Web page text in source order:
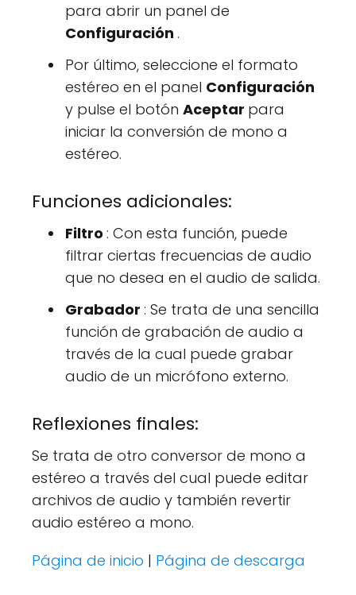
para abrir un panel de
Configuración .
Por último, seleccione el formato
estéreo en el panel Configuración
y pulse el botón Aceptar para
iniciar la conversión de mono a
estéreo.
Funciones adicionales:
Filtro : Con esta función, puede
filtrar ciertas frecuencias de audio
que no desea en el audio de salida.
Grabador : Se trata de una sencilla
función de grabación de audio a
través de la cual puede grabar
audio de un micrófono externo.
Reflexiones finales:
Se trata de otro conversor de mono a
estéreo a través del cual puede editar
archivos de audio y también revertir
audio estéreo a mono.
Página de inicio | Página de descarga